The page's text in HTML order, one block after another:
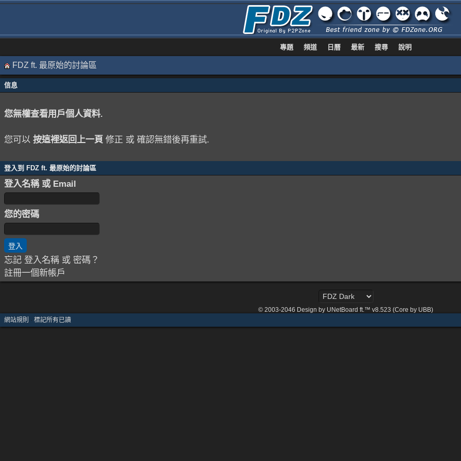
專題 頻道 日曆 最新 搜尋 說明
FDZ ft. 最原始的討論區
信息
您無權查看用戶個人資料.
您可以 按這裡返回上一頁 修正 或 確認無錯後再重試.
登入到 FDZ ft. 最原始的討論區
登入名稱 或 Email
您的密碼
忘記 登入名稱 或 密碼？
註冊一個新帳戶
© 2003-2046 Design by UNetBoard ft.™ v8.523 (Core by UBB)
網站規則 · 標記所有已讀